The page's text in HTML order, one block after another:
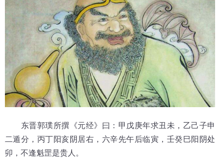
东晋郭璞所撰《元经》曰：甲戊庚年求丑未，乙己子申
二遁分，丙丁阳亥阴居右，六辛先午后临寅，壬癸巳阳阴处
卯，不逢魁罡是贵人。